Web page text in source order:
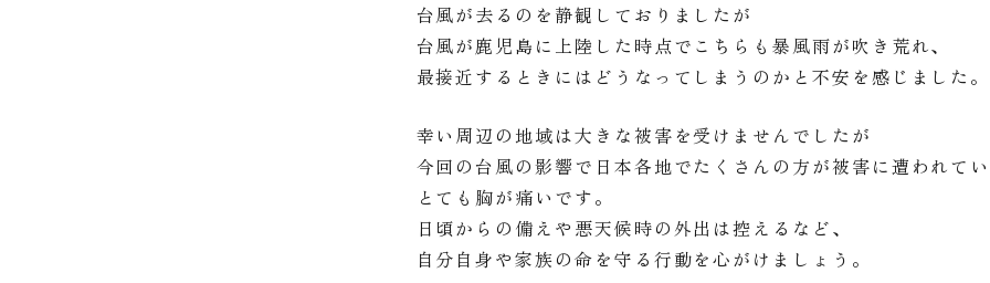
台風が去るのを静観しておりましたが
台風が鹿児島に上陸した時点でこちらも暴風雨が吹き荒れ、
最接近するときにはどうなってしまうのかと不安を感じました。
幸い周辺の地域は大きな被害を受けませんでしたが
今回の台風の影響で日本各地でたくさんの方が被害に遭われて
とても胸が痛いです。
日頃からの備えや悪天候時の外出は控えるなど、
自分自身や家族の命を守る行動を心がけましょう。